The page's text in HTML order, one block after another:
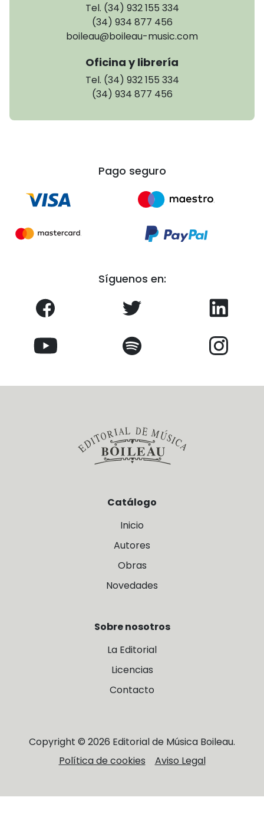
Tel. (34) 932 155 334
(34) 934 877 456
boileau@boileau-music.com
Oficina y librería
Tel. (34) 932 155 334
(34) 934 877 456
Pago seguro
Síguenos en:
Catálogo
Inicio
Autores
Obras
Novedades
Sobre nosotros
La Editorial
Licencias
Contacto
Copyright © 2026 Editorial de Música Boileau.
Política de cookies
Aviso Legal